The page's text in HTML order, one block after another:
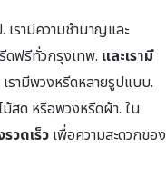
รามีความชำนาญและ
ดฟรีทั่วกรุงเทพ. และเรามี
รามีพวงหรีดหลายรูปแบบ.
สด หรือพวงหรีดผ้า. ใน
วดเร็ว เพื่อความสะดวกของ